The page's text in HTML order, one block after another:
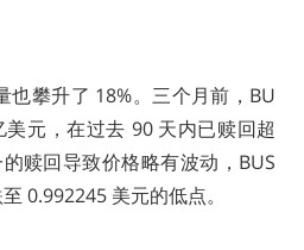
也攀升了 18%。三个月前，BU
元，在过去 90 天内已赎回超
赎回导致价格略有波动，BUS
0.992245 美元的低点。